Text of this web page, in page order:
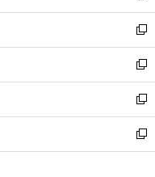
開
く
ウ
ィ
ン
ド
ウ
で
開
く
し
い
ウ
ィ
ン
ド
ウ
で
開
新
し
い
ウ
ィ
ン
ド
ウ
新
し
い
ウ
ィ
ン
新
し
い
ウ
新
し